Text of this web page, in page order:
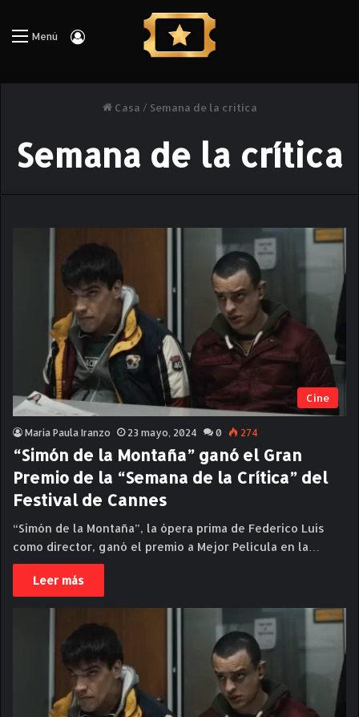
Menú Iniciar Sesión
Casa / Semana de la crítica
Semana de la crítica
Cine
Maria Paula Iranzo 23 mayo, 2024 0 274
“Simón de la Montaña” ganó el Gran
Premio de la “Semana de la Crítica” del
Festival de Cannes
“Simón de la Montaña”, la ópera prima de Federico Luis
como director, ganó el premio a Mejor Película en la…
Leer más